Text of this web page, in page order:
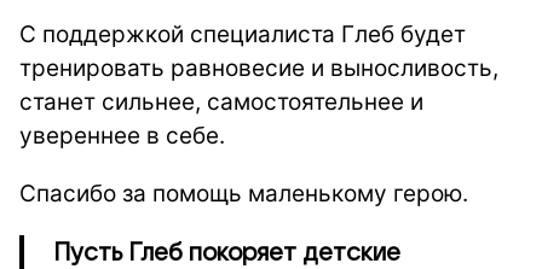
С поддержкой специалиста Глеб будет
тренировать равновесие и выносливость,
станет сильнее, самостоятельнее и
увереннее в себе.
Спасибо за помощь маленькому герою.
Пусть Глеб покоряет детские